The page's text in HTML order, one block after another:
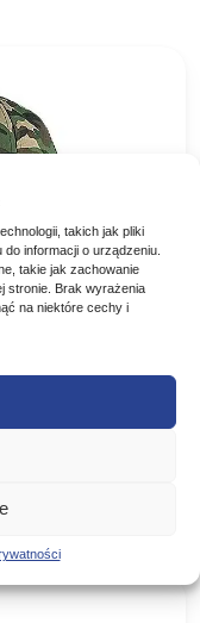
takich jak pliki
informacji o urządzeniu.
takie jak zachowanie
stronie. Brak wyrażenia
na niektóre cechy i
DASZKU
pomaga przy
litowymi